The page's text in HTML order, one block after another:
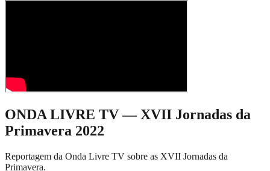
ONDA LIVRE TV — XVII Jornadas da
Primavera 2022
Reportagem da Onda Livre TV sobre as XVII Jornadas da
Primavera.